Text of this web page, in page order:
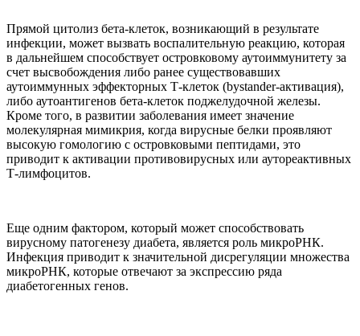
Прямой цитолиз бета-клеток, возникающий в результате
инфекции, может вызвать воспалительную реакцию, которая
в дальнейшем способствует островковому аутоиммунитету за
счет высвобождения либо ранее существовавших
аутоиммунных эффекторных Т-клеток (bystander-активация),
либо аутоантигенов бета-клеток поджелудочной железы.
Кроме того, в развитии заболевания имеет значение
молекулярная мимикрия, когда вирусные белки проявляют
высокую гомологию с островковыми пептидами, это
приводит к активации противовирусных или аутореактивных
Т-лимфоцитов.
Еще одним фактором, который может способствовать
вирусному патогенезу диабета, является роль микроРНК.
Инфекция приводит к значительной дисрегуляции множества
микроРНК, которые отвечают за экспрессию ряда
диабетогенных генов.